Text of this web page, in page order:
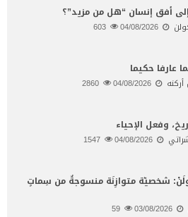
أفق إنسان “هل من مزيد”؟
04/08/2026
عارفا حكيما
04/08/2026
وفعل الإحياء
04/08/2026
شخصيّة متوازِنَة منسوجةٌ من سِماتٍ
03/08/2026